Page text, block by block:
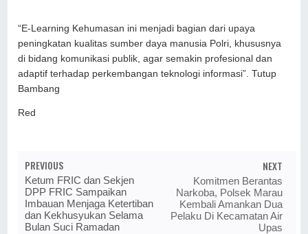
“E-Learning Kehumasan ini menjadi bagian dari upaya
peningkatan kualitas sumber daya manusia Polri, khususnya
di bidang komunikasi publik, agar semakin profesional dan
adaptif terhadap perkembangan teknologi informasi”. Tutup
Bambang
Red
PREVIOUS
Ketum FRIC dan Sekjen
DPP FRIC Sampaikan
Imbauan Menjaga Ketertiban
dan Kekhusyukan Selama
Bulan Suci Ramadan
NEXT
Komitmen Berantas
Narkoba, Polsek Marau
Kembali Amankan Dua
Pelaku Di Kecamatan Air
Upas